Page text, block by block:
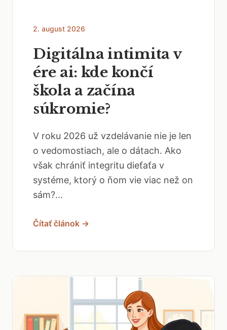
2. august 2026
Digitálna intimita v
ére ai: kde končí
škola a začína
súkromie?
V roku 2026 už vzdelávanie nie je len
o vedomostiach, ale o dátach. Ako
však chrániť integritu dieťaťa v
systéme, ktorý o ňom vie viac než on
sám?...
Čítať článok →